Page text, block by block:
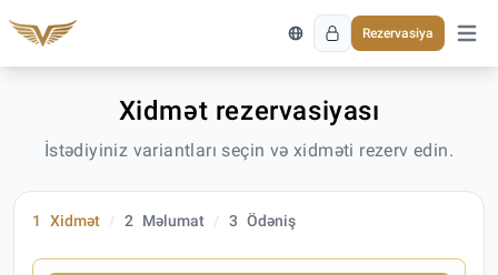
Rezervasiya
Əsas
Xidmət rezervasiyası
İstədiyiniz variantları seçin və xidməti rezerv edin.
1 Xidmət 2 Məlumat 3 Ödəniş